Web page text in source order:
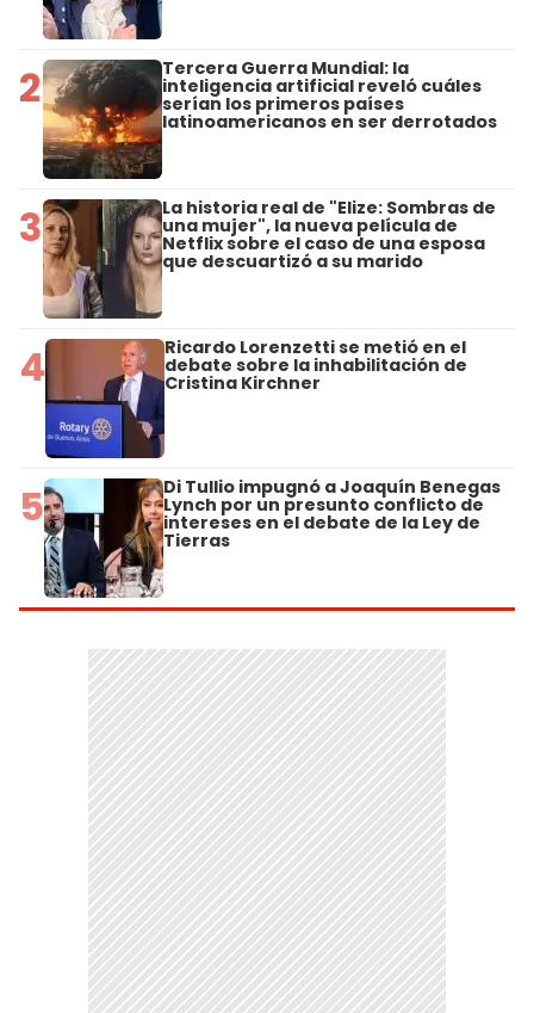
2 Tercera Guerra Mundial: la
inteligencia artificial reveló cuáles
serían los primeros países
latinoamericanos en ser derrotados
3 La historia real de "Elize: Sombras de
una mujer", la nueva película de
Netflix sobre el caso de una esposa
que descuartizó a su marido
4 Ricardo Lorenzetti se metió en el
debate sobre la inhabilitación de
Cristina Kirchner
5 Di Tullio impugnó a Joaquín Benegas
Lynch por un presunto conflicto de
intereses en el debate de la Ley de
Tierras